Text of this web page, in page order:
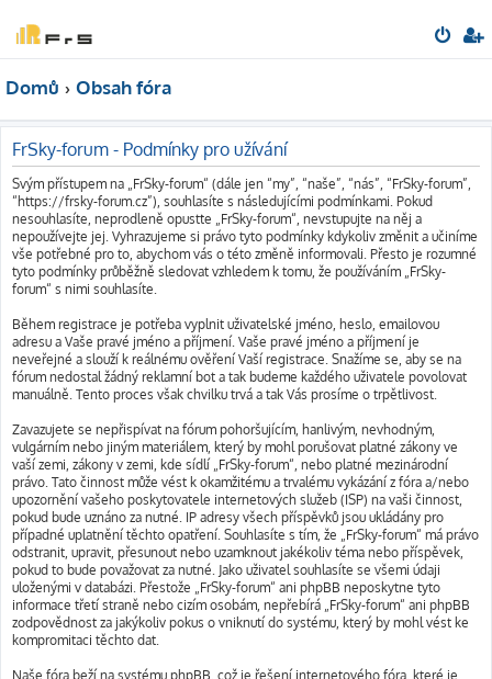
Domů Obsah fóra
FrSky-forum - Podmínky pro užívání
Svým přístupem na „FrSky-forum“ (dále jen “my”, “naše”, “nás”, “FrSky-forum”,
“https://frsky-forum.cz”), souhlasíte s následujícími podmínkami. Pokud
nesouhlasíte, neprodleně opusťte „FrSky-forum“, nevstupujte na něj a
nepoužívejte jej. Vyhrazujeme si právo tyto podmínky kdykoliv změnit a učiníme
vše potřebné pro to, abychom vás o této změně informovali. Přesto je rozumné
tyto podmínky průběžně sledovat vzhledem k tomu, že používáním „FrSky-
forum“ s nimi souhlasíte.
Během registrace je potřeba vyplnit uživatelské jméno, heslo, emailovou
adresu a Vaše pravé jméno a příjmení. Vaše pravé jméno a příjmení je
neveřejné a slouží k reálnému ověření Vaší registrace. Snažíme se, aby se na
fórum nedostal žádný reklamní bot a tak budeme každého uživatele povolovat
manuálně. Tento proces však chvilku trvá a tak Vás prosíme o trpětlivost.
Zavazujete se nepřispívat na fórum pohoršujícím, hanlivým, nevhodným,
vulgárním nebo jiným materiálem, který by mohl porušovat platné zákony ve
vaší zemi, zákony v zemi, kde sídlí „FrSky-forum“, nebo platné mezinárodní
právo. Tato činnost může vést k okamžitému a trvalému vykázání z fóra a/nebo
upozornění vašeho poskytovatele internetových služeb (ISP) na vaši činnost,
pokud bude uznáno za nutné. IP adresy všech příspěvků jsou ukládány pro
případné uplatnění těchto opatření. Souhlasíte s tím, že „FrSky-forum“ má právo
odstranit, upravit, přesunout nebo uzamknout jakékoliv téma nebo příspěvek,
pokud to bude považovat za nutné. Jako uživatel souhlasíte se všemi údaji
uloženými v databázi. Přestože „FrSky-forum“ ani phpBB neposkytne tyto
informace třetí straně nebo cizím osobám, nepřebírá „FrSky-forum“ ani phpBB
zodpovědnost za jakýkoliv pokus o vniknutí do systému, který by mohl vést ke
kompromitaci těchto dat.
Naše fóra beží na systému phpBB, což je řešení internetového fóra, které je